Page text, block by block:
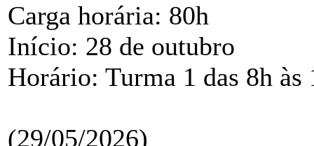
Carga horária: 80h
Início: 28 de outubro
Horário: Turma 1 das 8h às
(29/05/2026)